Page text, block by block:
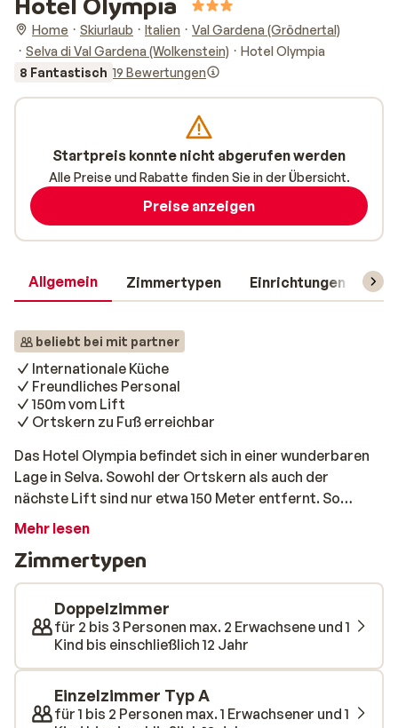
Home Skiurlaub Italien
Val Gardena (Grödnertal)
Selva di Val Gardena (Wolkenstein)
Hotel Olympia
8 Fantastisch 19 Bewertungen
Allgemein Zimmertypen Einrichtungen
beliebt bei mit partner
Internationale Küche
Freundliches Personal
150m vom Lift
Ortskern zu Fuß erreichbar
Das Hotel Olympia befindet sich in einer wunderbaren
Lage in Selva. Sowohl der Ortskern als auch der
nächste Lift sind nur etwa 150 Meter entfernt. So
stehen Sie morgens im Handumdrehen auf den Skiern.
zur Seite. Die Zimmer sind gemütlich und komfortabel
eingerichtet.
Mehr lesen
Zimmertypen
Doppelzimmer
für 2 bis 3 Personen max. 2 Erwachsene und 1
Kind bis einschließlich 12 Jahr
Einzelzimmer Typ A
für 1 bis 2 Personen max. 1 Erwachsener und 1
Startpreis konnte nicht abgerufen werden
Alle Preise und Rabatte finden Sie in der Übersicht.
Preise anzeigen